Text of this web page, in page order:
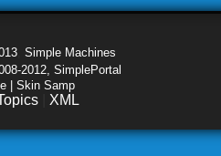
Simple Machines
2012, SimplePortal
| Skin Samp
XML